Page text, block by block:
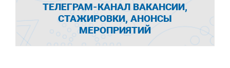
ТЕЛЕГРАМ-КАНАЛ ВАКАНСИИ,
СТАЖИРОВКИ, АНОНСЫ
МЕРОПРИЯТИЙ